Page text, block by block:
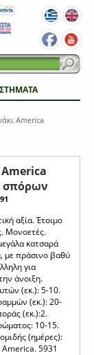
America
σπόρων
αξία. Έτοιμο
Μονοετές.
κατσαρά
με πράσινο βαθύ
για
άνοιξη.
(εκ.): 5-10.
(εκ.): 20-
(εκ.):2.
10-15.
(ημέρες):
America. 5931